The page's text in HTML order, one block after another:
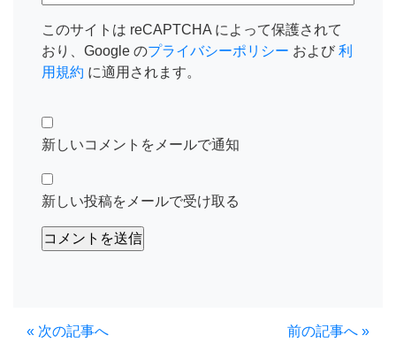
このサイトは reCAPTCHA によって保護されて
おり、Google のプライバシーポリシー および 利
用規約 に適用されます。
新しいコメントをメールで通知
新しい投稿をメールで受け取る
前の記事へ »
« 次の記事へ